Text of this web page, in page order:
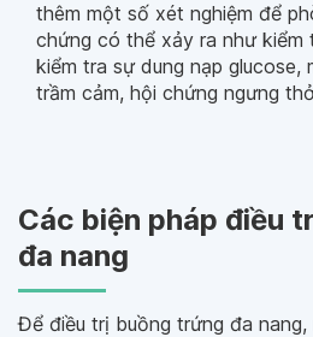
thêm một số xét nghiệm để
chứng có thể xảy ra như kiểm
kiểm tra sự dung nạp glucose,
trầm cảm, hội chứng ngưng
Các biện pháp điều
đa nang
Để điều trị buồng trứng đa nang,